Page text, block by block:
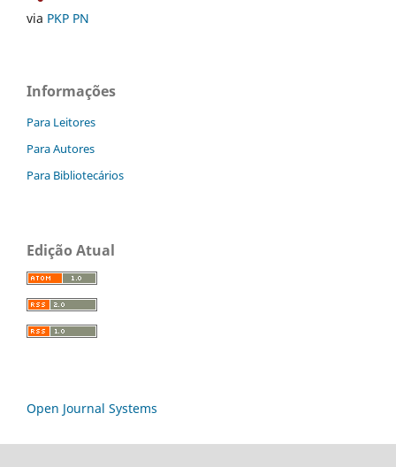
via PKP PN
Informações
Para Leitores
Para Autores
Para Bibliotecários
Edição Atual
Open Journal Systems